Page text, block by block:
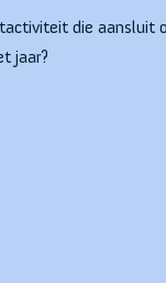
die aansluit
jaar?